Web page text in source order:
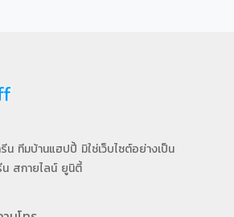
น ทีมบ้านแฮปปี้ มิใช่เว็บไซต์อย่างเป็น
สกายไลน์ ยูนิตี้